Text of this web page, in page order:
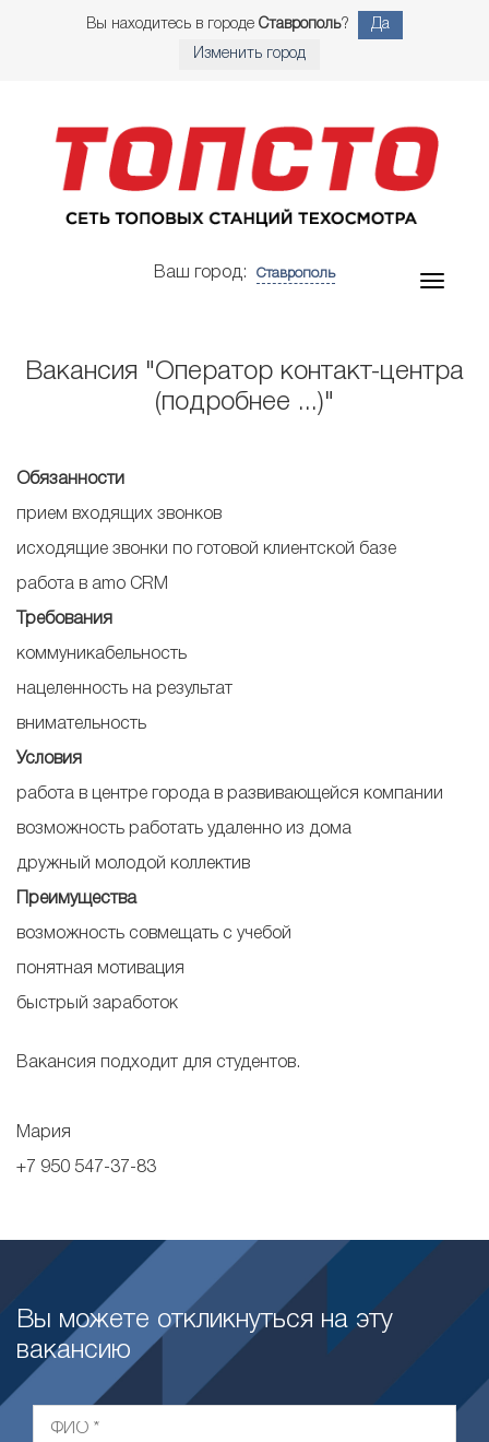
Вы находитесь в городе Ставрополь? Да
Изменить город
Ваш город: Ставрополь
Вакансия "Оператор контакт-центра
(подробнее ...)"
Обязанности
прием входящих звонков
исходящие звонки по готовой клиентской базе
работа в amo CRM
Требования
коммуникабельность
нацеленность на результат
внимательность
Условия
работа в центре города в развивающейся компании
возможность работать удаленно из дома
дружный молодой коллектив
Преимущества
возможность совмещать с учебой
понятная мотивация
быстрый заработок
Вакансия подходит для студентов.
Мария
+7 950 547-37-83
Вы можете откликнуться на эту
вакансию